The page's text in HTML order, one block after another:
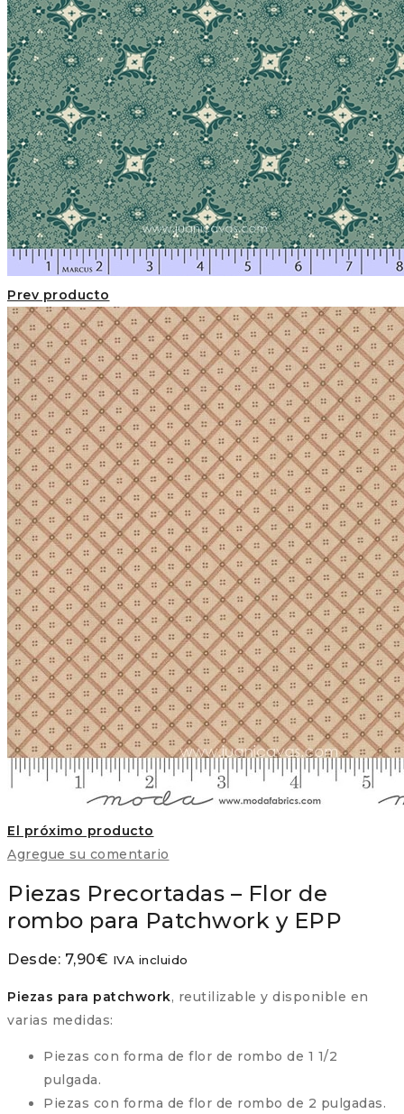
Prev producto
El próximo producto
Agregue su comentario
Piezas Precortadas – Flor de
rombo para Patchwork y EPP
Desde: 7,90€ IVA incluido
Piezas para patchwork, reutilizable y disponible en
varias medidas:
Piezas con forma de flor de rombo de 1 1/2
pulgada.
Piezas con forma de flor de rombo de 2 pulgadas.